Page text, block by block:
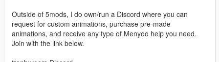
Outside of 5mods, I do own/run a Discord where you can
request for custom animations, purchase pre-made
animations, and receive any type of Menyoo help you need.
Join with the link below.